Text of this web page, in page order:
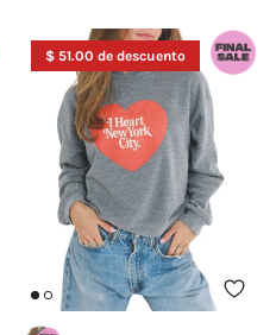
$ 51.00 de descuento